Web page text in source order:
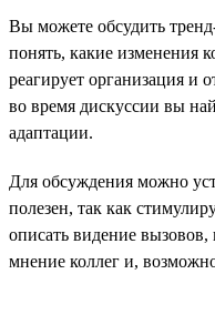
Вы можете обсудить
понять, какие изменения
реагирует организация и
во время дискуссии вы
адаптации.
Для обсуждения можно
полезен, так как
описать видение
мнение коллег и,